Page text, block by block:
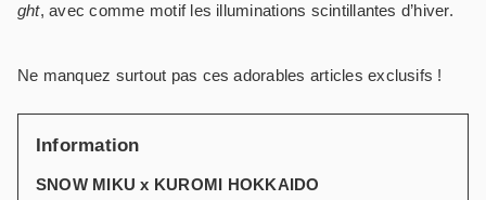
ght, avec comme motif les illuminations scintillantes d’hiver.
Ne manquez surtout pas ces adorables articles exclusifs !
Information
SNOW MIKU x KUROMI HOKKAIDO